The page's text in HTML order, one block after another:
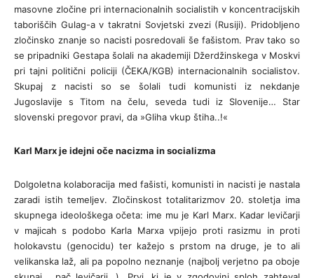
masovne zločine pri internacionalnih socialistih v koncentracijskih
taboriščih Gulag-a v takratni Sovjetski zvezi (Rusiji). Pridobljeno
zločinsko znanje so nacisti posredovali še fašistom. Prav tako so
se pripadniki Gestapa šolali na akademiji Džerdžinskega v Moskvi
pri tajni politični policiji (ČEKA/KGB) internacionalnih socialistov.
Skupaj z nacisti so se šolali tudi komunisti iz nekdanje
Jugoslavije s Titom na čelu, seveda tudi iz Slovenije… Star
slovenski pregovor pravi, da »Gliha vkup štiha..!«
Karl Marx je idejni oče nacizma in socializma
Dolgoletna kolaboracija med fašisti, komunisti in nacisti je nastala
zaradi istih temeljev. Zločinskost totalitarizmov 20. stoletja ima
skupnega ideološkega očeta: ime mu je Karl Marx. Kadar levičarji
v majicah s podobo Karla Marxa vpijejo proti rasizmu in proti
holokavstu (genocidu) ter kažejo s prstom na druge, je to ali
velikanska laž, ali pa popolno neznanje (najbolj verjetno pa oboje